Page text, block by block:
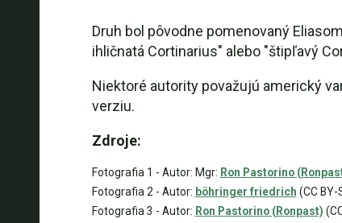
Druh bol pôvodne pomenovaný
ihličnatá Cortinarius" alebo "štipľavý
Niektoré autority považujú americký
verziu.
Zdroje:
Fotografia 1 - Autor: Mgr: Ron Pastorino
Fotografia 2 - Autor: böhringer friedrich (CC BY-
Fotografia 3 - Autor: Ron Pastorino (Ronpast)